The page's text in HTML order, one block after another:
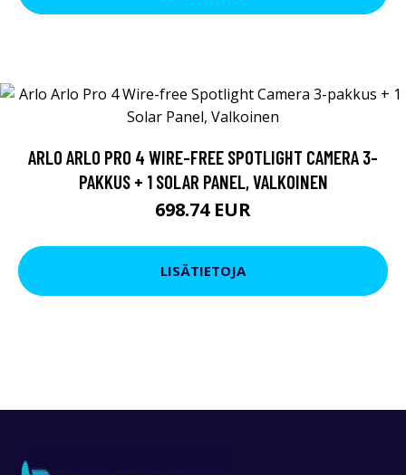
ARLO ARLO PRO 4 WIRE-FREE SPOTLIGHT CAMERA 3-
PAKKUS + 1 SOLAR PANEL, VALKOINEN
698.74 EUR
LISÄTIETOJA